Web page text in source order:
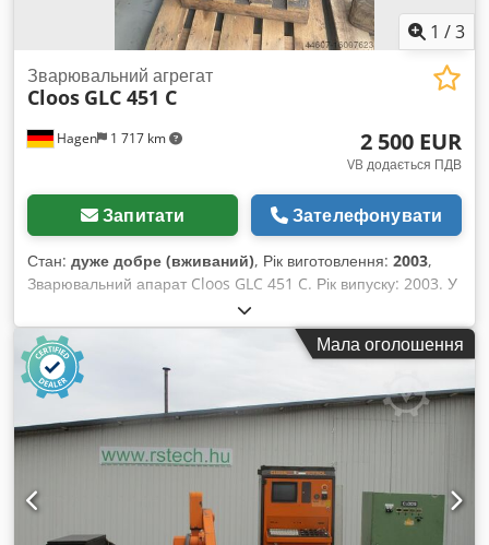
1 /3
Hagen 1 717 km
Зварювальний агрегат
Cloos GLC 451 C
2 500 EUR
VB додається ПДВ
Запитати Зателефонувати
Стан: дуже добре (вживаний), Рік виготовлення: 2003,
Зварювальний апарат Cloos GLC 451 C. Рік випуску: 2003. У
комплекті зі зварювальним пакетом. Dedpfotkuriex Ahuokr
Мала оголошення